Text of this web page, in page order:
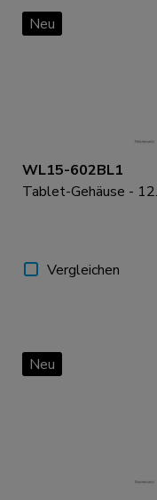
Neu
WL15-602BL1
Tablet-Gehäuse -
Vergleichen
Neu